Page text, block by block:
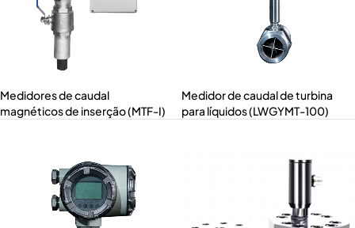
Medidores de caudal
magnéticos de inserção (MTF-I)
Medidor de caudal de turbina
para líquidos (LWGYMT-100)